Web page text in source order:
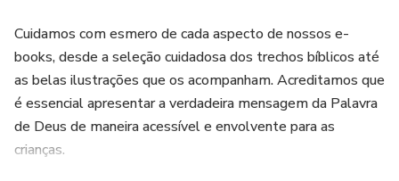
Cuidamos com esmero de cada aspecto de nossos e-
books, desde a seleção cuidadosa dos trechos bíblicos até
as belas ilustrações que os acompanham. Acreditamos que
é essencial apresentar a verdadeira mensagem da Palavra
de Deus de maneira acessível e envolvente para as
crianças.